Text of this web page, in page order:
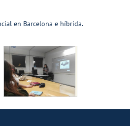
en Barcelona e híbrida.